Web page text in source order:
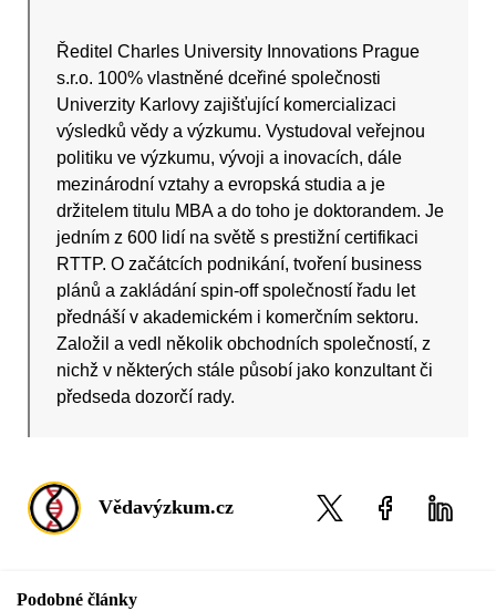
Ředitel Charles University Innovations Prague
s.r.o. 100% vlastněné dceřiné společnosti
Univerzity Karlovy zajišťující komercializaci
výsledků vědy a výzkumu. Vystudoval veřejnou
politiku ve výzkumu, vývoji a inovacích, dále
mezinárodní vztahy a evropská studia a je
držitelem titulu MBA a do toho je doktorandem. Je
jedním z 600 lidí na světě s prestižní certifikaci
RTTP. O začátcích podnikání, tvoření business
plánů a zakládání spin-off společností řadu let
přednáší v akademickém i komerčním sektoru.
Založil a vedl několik obchodních společností, z
nichž v některých stále působí jako konzultant či
předseda dozorčí rady.
Vědavýzkum.cz
Podobné články